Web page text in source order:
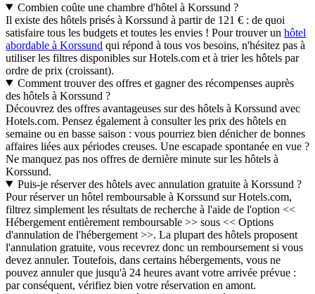
Combien coûte une chambre d'hôtel à Korssund ?
Il existe des hôtels prisés à Korssund à partir de 121 € : de quoi
satisfaire tous les budgets et toutes les envies ! Pour trouver un hôtel
abordable à Korssund qui répond à tous vos besoins, n'hésitez pas à
utiliser les filtres disponibles sur Hotels.com et à trier les hôtels par
ordre de prix (croissant).
Comment trouver des offres et gagner des récompenses auprès
des hôtels à Korssund ?
Découvrez des offres avantageuses sur des hôtels à Korssund avec
Hotels.com. Pensez également à consulter les prix des hôtels en
semaine ou en basse saison : vous pourriez bien dénicher de bonnes
affaires liées aux périodes creuses. Une escapade spontanée en vue ?
Ne manquez pas nos offres de dernière minute sur les hôtels à
Korssund.
Puis-je réserver des hôtels avec annulation gratuite à Korssund ?
Pour réserver un hôtel remboursable à Korssund sur Hotels.com,
filtrez simplement les résultats de recherche à l'aide de l'option <<
Hébergement entièrement remboursable >> sous << Options
d'annulation de l'hébergement >>. La plupart des hôtels proposent
l'annulation gratuite, vous recevrez donc un remboursement si vous
devez annuler. Toutefois, dans certains hébergements, vous ne
pouvez annuler que jusqu'à 24 heures avant votre arrivée prévue :
par conséquent, vérifiez bien votre réservation en amont.